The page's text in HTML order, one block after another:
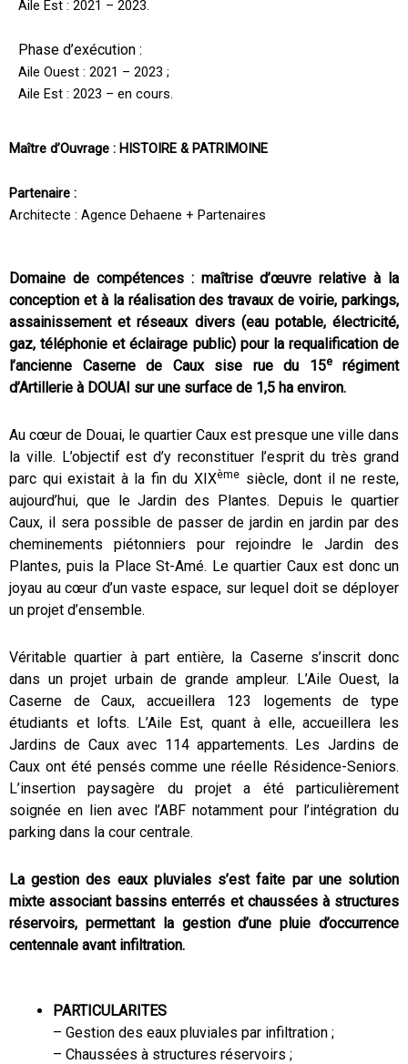
Aile Est : 2021 – 2023.
Phase d’exécution :
Aile Ouest : 2021 – 2023 ;
Aile Est : 2023 – en cours.
Maître d’Ouvrage : HISTOIRE & PATRIMOINE
Partenaire :
Architecte : Agence Dehaene + Partenaires
Domaine de compétences : maîtrise d’œuvre relative à la
conception et à la réalisation des travaux de voirie, parkings,
assainissement et réseaux divers (eau potable, électricité,
gaz, téléphonie et éclairage public) pour la requalification de
l’ancienne Caserne de Caux sise rue du 15erégiment
d’Artillerie à DOUAI sur une surface de 1,5 ha environ.
Au cœur de Douai, le quartier Caux est presque une ville dans
la ville. L’objectif est d’y reconstituer l’esprit du très grand
parc qui existait à la fin du XIXème siècle, dont il ne reste,
aujourd’hui, que le Jardin des Plantes. Depuis le quartier
Caux, il sera possible de passer de jardin en jardin par des
cheminements piétonniers pour rejoindre le Jardin des
Plantes, puis la Place St-Amé. Le quartier Caux est donc un
joyau au cœur d’un vaste espace, sur lequel doit se déployer
un projet d’ensemble.
Véritable quartier à part entière, la Caserne s’inscrit donc
dans un projet urbain de grande ampleur. L’Aile Ouest, la
Caserne de Caux, accueillera 123 logements de type
étudiants et lofts. L’Aile Est, quant à elle, accueillera les
Jardins de Caux avec 114 appartements. Les Jardins de
Caux ont été pensés comme une réelle Résidence-Seniors.
L’insertion paysagère du projet a été particulièrement
soignée en lien avec l’ABF notamment pour l’intégration du
parking dans la cour centrale.
La gestion des eaux pluviales s’est faite par une solution
mixte associant bassins enterrés et chaussées à structures
réservoirs, permettant la gestion d’une pluie d’occurrence
centennale avant infiltration.
PARTICULARITES
– Gestion des eaux pluviales par infiltration ;
– Chaussées à structures réservoirs ;